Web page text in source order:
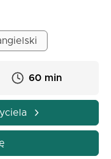
Specjalizuję
lekcje praktyczne,
celów. Moje
ćwiczenia
czy
czy
używać
60 min